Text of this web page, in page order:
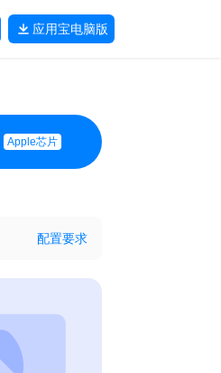
应用宝电脑版
Apple芯片
配置要求